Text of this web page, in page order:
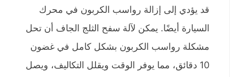
قد يؤدي إلى إزالة رواسب الكربون في محرك
السيارة أيضًا. يمكن لآلة سفح الثلج الجاف أن تحل
مشكلة رواسب الكربون بشكل كامل في غضون
10 دقائق، مما يوفر الوقت ويقلل التكاليف، ويصل